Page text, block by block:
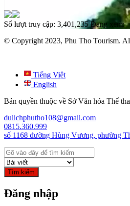
Số lượt truy cập: 3,401,235Đang xem:
© Copyright 2023, Phu Tho Tourism.
Tiếng Việt
English
Bản quyền thuộc về Sở Văn hóa Thể
dulichphutho108@gmail.com
0815.360.999
số 1168 đường Hùng Vương, phường
Tìm kiếm
Đăng nhập